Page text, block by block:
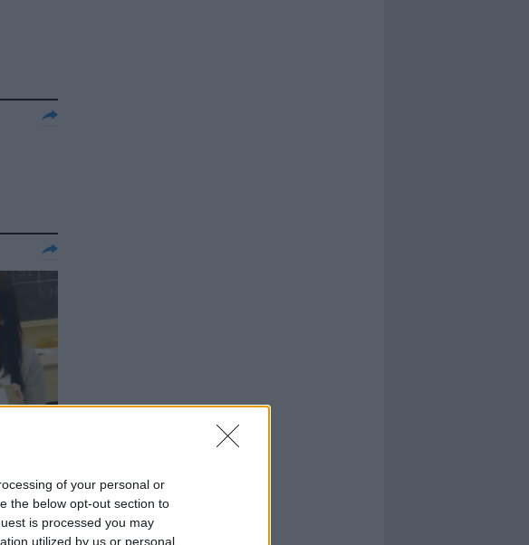
of your personal or
the below opt-out section to
is processed you may
utilized by us or personal